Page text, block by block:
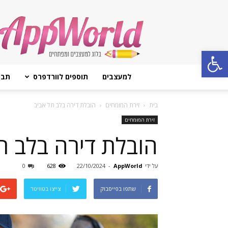
Open toolbar
AppWorld
למעצבים תוספים לוורדפרס
בית זירת המומחים הובלת דירה בלב תל אביב
זירת המומחים
הובלת דירה בלב
על ידי AppWorld
-
22/10/2024
628
0
שתפו בפייסבוק צייצו בטוויטר